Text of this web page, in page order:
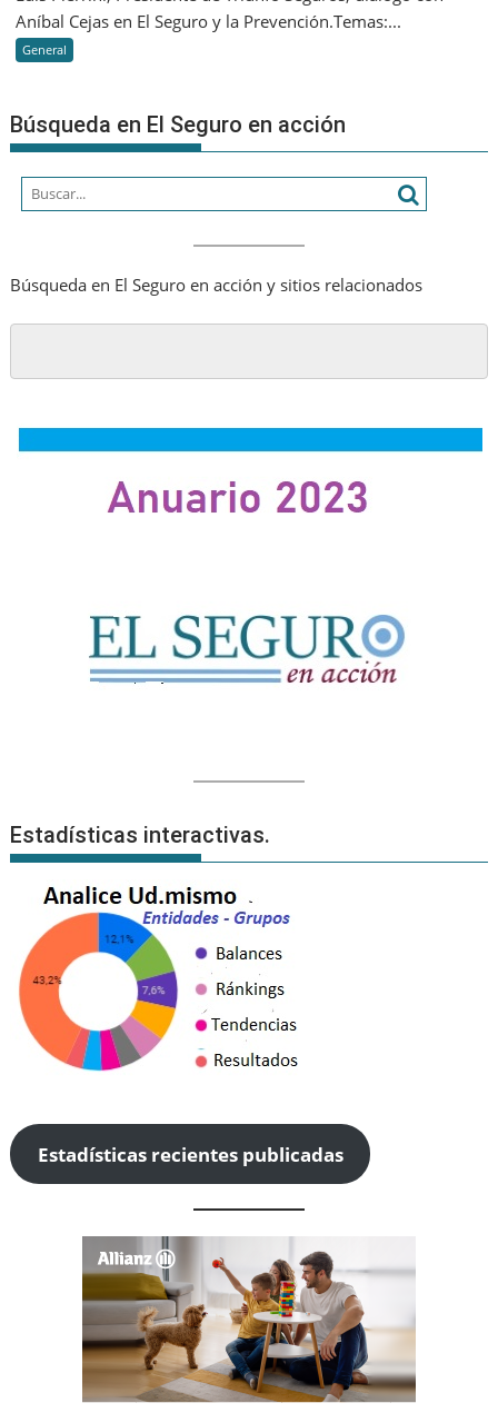
Aníbal Cejas en El Seguro y la Prevención.Temas:...
General
Búsqueda en El Seguro en acción
Búsqueda en El Seguro en acción y sitios relacionados
Estadísticas interactivas.
Estadísticas recientes publicadas